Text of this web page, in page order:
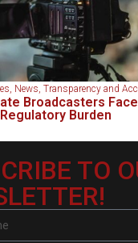
, News,Transparency and
Broadcasters
Burden
TO